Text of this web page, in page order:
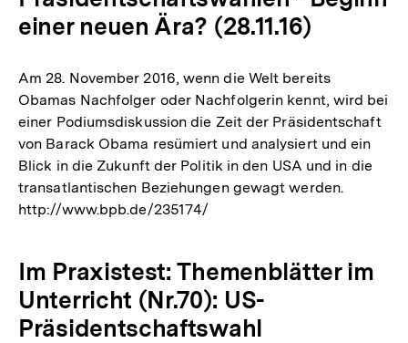
einer neuen Ära? (28.11.16)
Am 28. November 2016, wenn die Welt bereits
Obamas Nachfolger oder Nachfolgerin kennt, wird bei
einer Podiumsdiskussion die Zeit der Präsidentschaft
von Barack Obama resümiert und analysiert und ein
Blick in die Zukunft der Politik in den USA und in die
transatlantischen Beziehungen gewagt werden.
http://www.bpb.de/235174/
Im Praxistest: Themenblätter im
Unterricht (Nr.70): US-
Präsidentschaftswahl